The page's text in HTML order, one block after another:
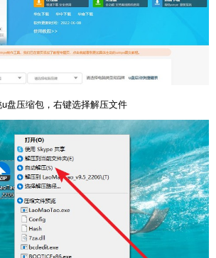
盘压缩包，右键选择解压文件